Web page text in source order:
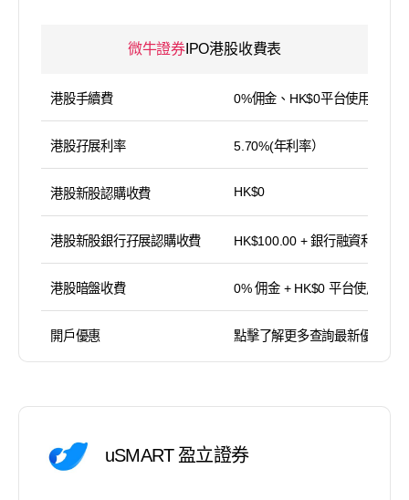
微牛證券IPO港股收費表
港股手續費 0%佣金、HK$0平台使用費
港股孖展利率 5.70%(年利率）
港股新股認購收費 HK$0
港股新股銀行孖展認購收費 HK$100.00 + 銀行融資利息
港股暗盤收費 0% 佣金 + HK$0 平台使用費
開戶優惠 點擊了解更多查詢最新優惠
uSMART 盈立證券